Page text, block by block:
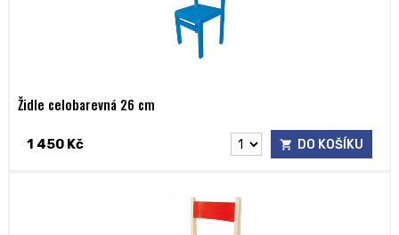
Židle celobarevná 26 cm
1 450 Kč DO KOŠÍKU